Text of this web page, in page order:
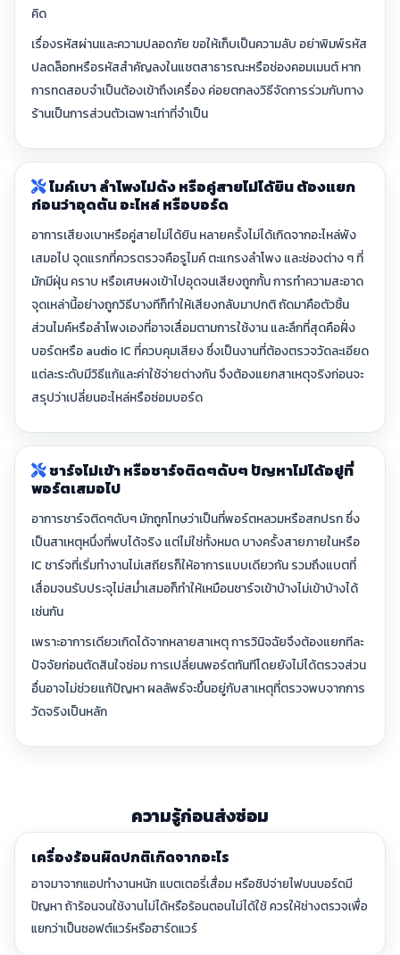
คิด
เรื่องรหัสผ่านและความปลอดภัย ขอให้เก็บเป็นความลับ อย่าพิมพ์รหัส
ปลดล็อกหรือรหัสสำคัญลงในแชตสาธารณะหรือช่องคอมเมนต์ หาก
การทดสอบจำเป็นต้องเข้าถึงเครื่อง ค่อยตกลงวิธีจัดการร่วมกับทาง
ร้านเป็นการส่วนตัวเฉพาะเท่าที่จำเป็น
ไมค์เบา ลำโพงไม่ดัง หรือคู่สายไม่ได้ยิน ต้องแยก
ก่อนว่าอุดตัน อะไหล่ หรือบอร์ด
อาการเสียงเบาหรือคู่สายไม่ได้ยิน หลายครั้งไม่ได้เกิดจากอะไหล่พัง
เสมอไป จุดแรกที่ควรตรวจคือรูไมค์ ตะแกรงลำโพง และช่องต่าง ๆ ที่
มักมีฝุ่น คราบ หรือเศษผงเข้าไปอุดจนเสียงถูกกั้น การทำความสะอาด
จุดเหล่านี้อย่างถูกวิธีบางทีก็ทำให้เสียงกลับมาปกติ ถัดมาคือตัวชิ้น
ส่วนไมค์หรือลำโพงเองที่อาจเสื่อมตามการใช้งาน และลึกที่สุดคือฝั่ง
บอร์ดหรือ audio IC ที่ควบคุมเสียง ซึ่งเป็นงานที่ต้องตรวจวัดละเอียด
แต่ละระดับมีวิธีแก้และค่าใช้จ่ายต่างกัน จึงต้องแยกสาเหตุจริงก่อนจะ
สรุปว่าเปลี่ยนอะไหล่หรือซ่อมบอร์ด
ชาร์จไม่เข้า หรือชาร์จติดๆดับๆ ปัญหาไม่ได้อยู่ที่
พอร์ตเสมอไป
อาการชาร์จติดๆดับๆ มักถูกโทษว่าเป็นที่พอร์ตหลวมหรือสกปรก ซึ่ง
เป็นสาเหตุหนึ่งที่พบได้จริง แต่ไม่ใช่ทั้งหมด บางครั้งสายภายในหรือ
IC ชาร์จที่เริ่มทำงานไม่เสถียรก็ให้อาการแบบเดียวกัน รวมถึงแบตที่
เสื่อมจนรับประจุไม่สม่ำเสมอก็ทำให้เหมือนชาร์จเข้าบ้างไม่เข้าบ้างได้
เช่นกัน
เพราะอาการเดียวเกิดได้จากหลายสาเหตุ การวินิจฉัยจึงต้องแยกทีละ
ปัจจัยก่อนตัดสินใจซ่อม การเปลี่ยนพอร์ตทันทีโดยยังไม่ได้ตรวจส่วน
อื่นอาจไม่ช่วยแก้ปัญหา ผลลัพธ์จะขึ้นอยู่กับสาเหตุที่ตรวจพบจากการ
วัดจริงเป็นหลัก
ความรู้ก่อนส่งซ่อม
เครื่องร้อนผิดปกติเกิดจากอะไร
อาจมาจากแอปทำงานหนัก แบตเตอรี่เสื่อม หรือชิปจ่ายไฟบนบอร์ดมี
ปัญหา ถ้าร้อนจนใช้งานไม่ได้หรือร้อนตอนไม่ได้ใช้ ควรให้ช่างตรวจเพื่อ
แยกว่าเป็นซอฟต์แวร์หรือฮาร์ดแวร์